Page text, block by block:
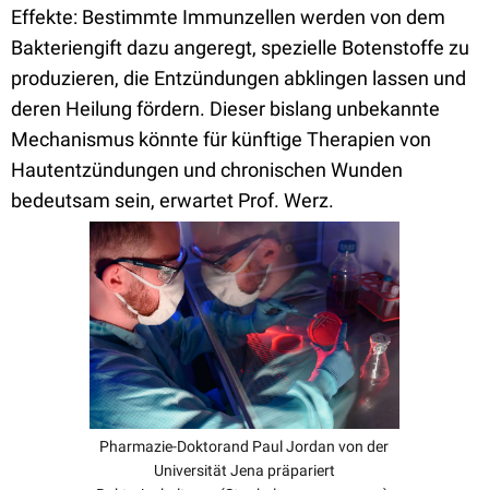
Effekte: Bestimmte Immunzellen werden von dem
Bakteriengift dazu angeregt, spezielle Botenstoffe zu
produzieren, die Entzündungen abklingen lassen und
deren Heilung fördern. Dieser bislang unbekannte
Mechanismus könnte für künftige Therapien von
Hautentzündungen und chronischen Wunden
bedeutsam sein, erwartet Prof. Werz.
Pharmazie-Doktorand Paul Jordan von der
Universität Jena präpariert